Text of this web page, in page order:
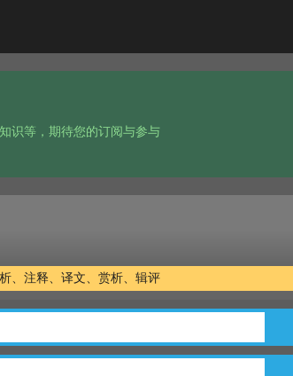
识等，期待您的订阅与参与
、注释、译文、赏析、辑评